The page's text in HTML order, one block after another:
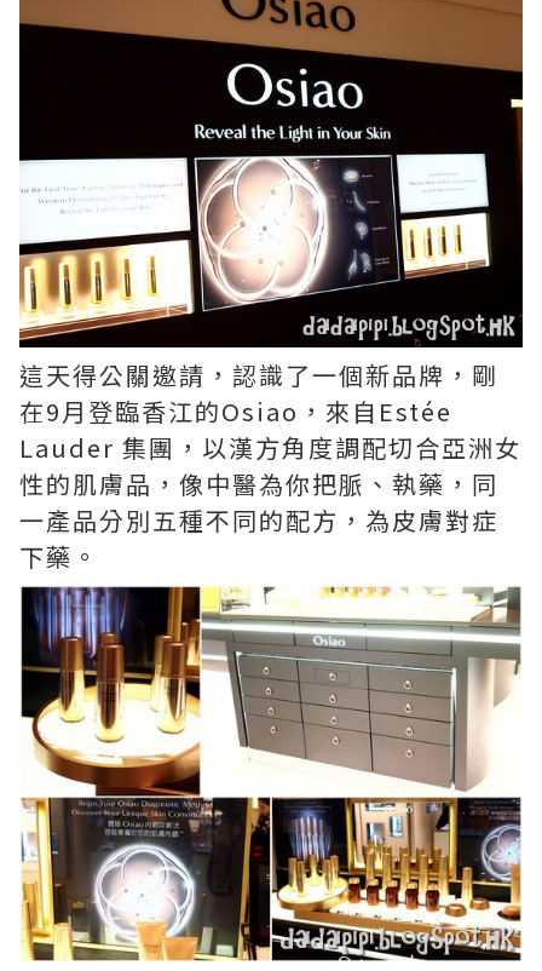
這天得公關邀請，認識了一個新品牌，剛
在9月登臨香江的Osiao，來自Estée
Lauder 集團，以漢方角度調配切合亞洲女
性的肌膚品，像中醫為你把脈、執藥，同
一產品分別五種不同的配方，為皮膚對症
下藥。